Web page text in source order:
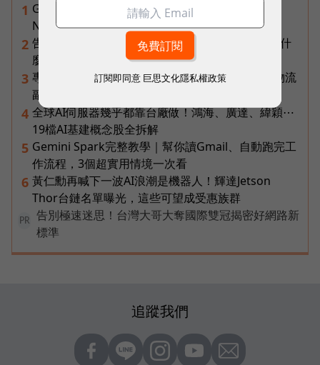
1 Gemini完整教學地圖！37篇實測整理，
Notebooks、Spark、提示詞架構全打包
2 告別「極速迷思」！Opensignal 國際評比揭密：什
麼才是 5G 時代的好網路？
3 專訪｜進貨沒變快，momo為何仍導入機器人？物流
副總揭比拚速度更棘手的缺工難題
4 全球AI伺服器幾乎都靠台廠做！鴻海、廣達、緯穎⋯
19檔AI基建概念股全拆解
5 Gemini Spark完整教學｜幫你讀Gmail、自動跑完工
作流程，3個超實用情境一次看
6 黃仁勳再喊下一波AI浪潮是機器人！輝達Jetson
Thor台鏈名單曝光，這些可望成受惠族群
PR
告別極速迷思！台灣大哥大奪國際雙冠揭密好網路新
標準
追蹤我們
訂閱即同意 巨思文化隱私權政策